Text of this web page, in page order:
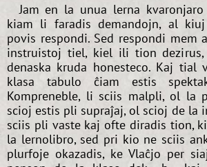
Jam en la unua lerna
kiam li faradis demandojn, al
povis respondi. Sed respondi mem
instruistoj tiel, kiel ili tion
denaska kruda honesteco. Kaj tial
klasa tabulo ĉiam estis
Kompreneble, li sciis malpli, ol la
scioj estis pli supraĵaj, ol scioj de la
sciis pli vaste kaj ofte diradis tion,
la lernolibro, sed pri kio ne sciis
plurfoje okazadis, ke Vlaĉjo per